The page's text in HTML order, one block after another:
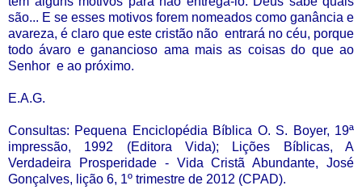
são... E se esses motivos forem nomeados como ganância e
avareza, é claro que este cristão não entrará no céu, porque
todo ávaro e ganancioso ama mais as coisas do que ao
Senhor e ao próximo.
E.A.G.
Consultas: Pequena Enciclopédia Bíblica O. S. Boyer, 19ª
impressão, 1992 (Editora Vida); Lições Bíblicas, A
Verdadeira Prosperidade - Vida Cristã Abundante, José
Gonçalves, lição 6, 1º trimestre de 2012 (CPAD).